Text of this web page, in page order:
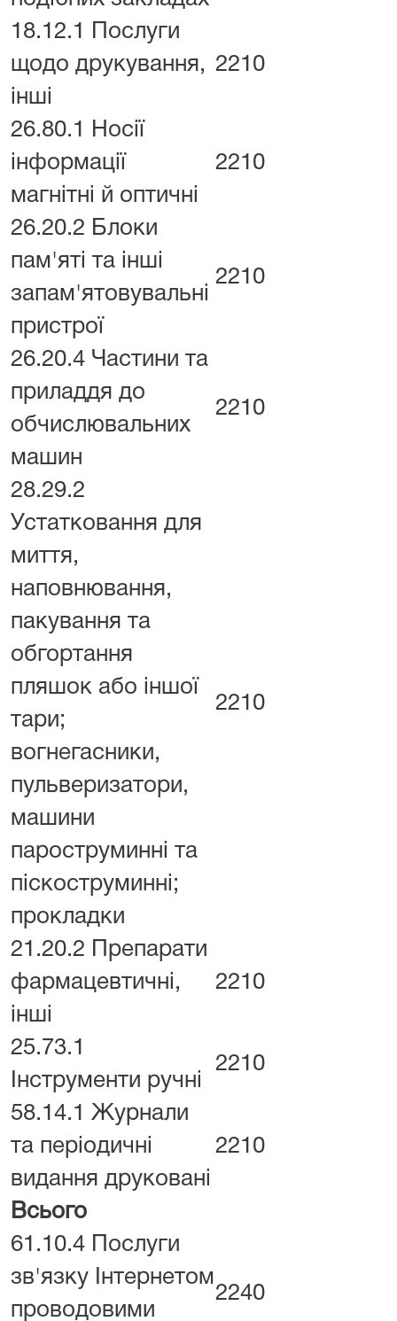
18.12.1 Послуги
щодо друкування,
інші
2210
26.80.1 Носії
інформації
магнітні й оптичні
2210
26.20.2 Блоки
пам'яті та інші
запам'ятовувальні
пристрої
2210
26.20.4 Частини та
приладдя до
обчислювальних
машин
2210
28.29.2
Устатковання для
миття,
наповнювання,
пакування та
обгортання
пляшок або іншої
тари;
вогнегасники,
пульверизатори,
машини
пароструминні та
піскоструминні;
прокладки
2210
21.20.2 Препарати
фармацевтичні,
інші
2210
25.73.1
Інструменти ручні
2210
58.14.1 Журнали
та періодичні
видання друковані
2210
Всього
61.10.4 Послуги
зв'язку Інтернетом
проводовими
2240